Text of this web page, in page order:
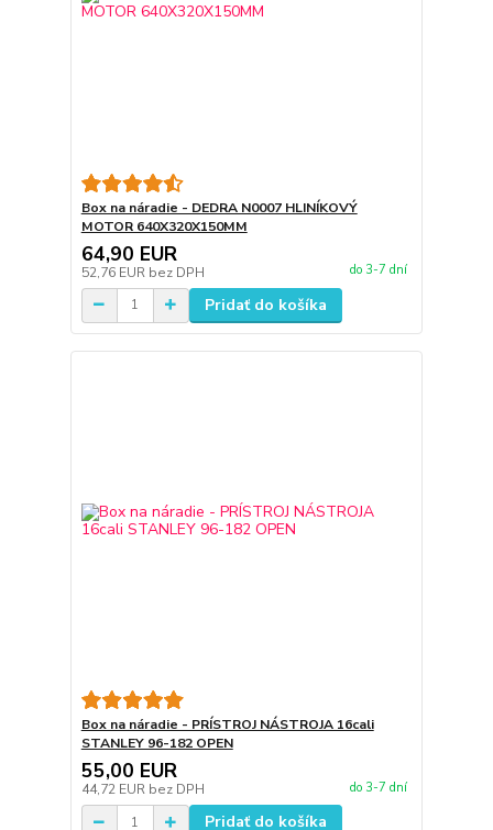
Box na náradie - DEDRA N0007 HLINÍKOVÝ
MOTOR 640X320X150MM
64,90 EUR
52,76 EUR bez DPH do 3-7 dní
Pridať do košíka
Box na náradie - PRÍSTROJ NÁSTROJA 16cali
STANLEY 96-182 OPEN
55,00 EUR
44,72 EUR bez DPH do 3-7 dní
Pridať do košíka